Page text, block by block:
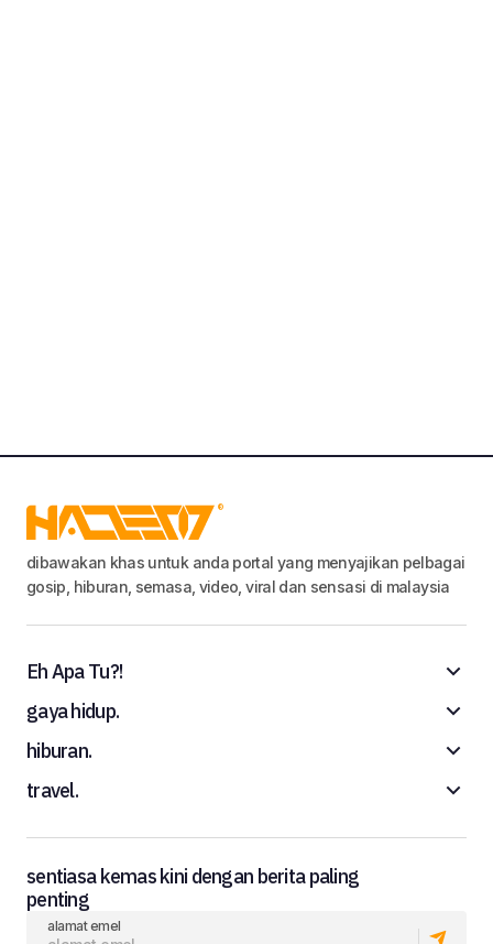
dibawakan khas untuk anda portal yang menyajikan pelbagai
gosip, hiburan, semasa, video, viral dan sensasi di malaysia
Eh Apa Tu?!
gaya hidup.
hiburan.
travel.
sentiasa kemas kini dengan berita paling
penting
alamat emel